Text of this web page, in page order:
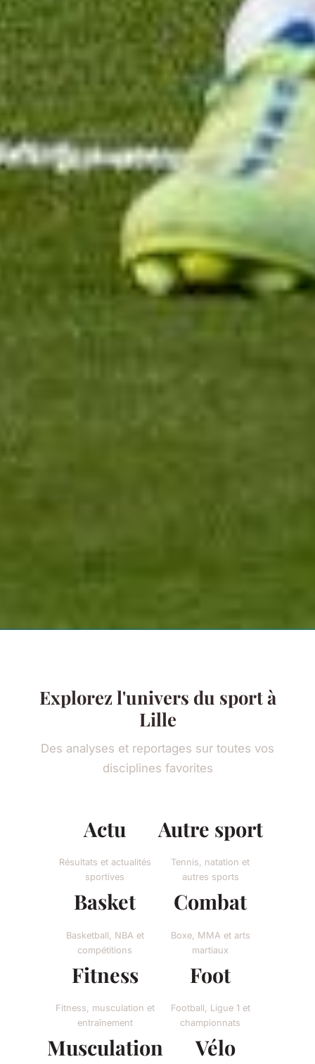
Explorez l'univers du sport à
Lille
Des analyses et reportages sur toutes vos
disciplines favorites
Actu
Résultats et actualités
sportives
Autre sport
Tennis, natation et
autres sports
Basket
Basketball, NBA et
compétitions
Combat
Boxe, MMA et arts
martiaux
Fitness
Fitness, musculation et
entraînement
Foot
Football, Ligue 1 et
championnats
Musculation Vélo